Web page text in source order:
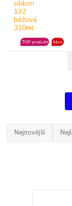
TOP produkt Akce
Nejnovější